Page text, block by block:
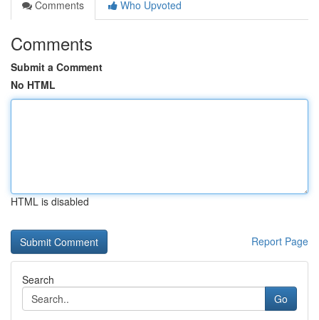
Comments
Who Upvoted
Comments
Submit a Comment
No HTML
HTML is disabled
Report Page
Search
Go